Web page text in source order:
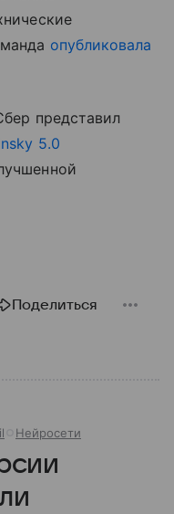
опубликовала
представил
5.0
Поделиться
Нейросети